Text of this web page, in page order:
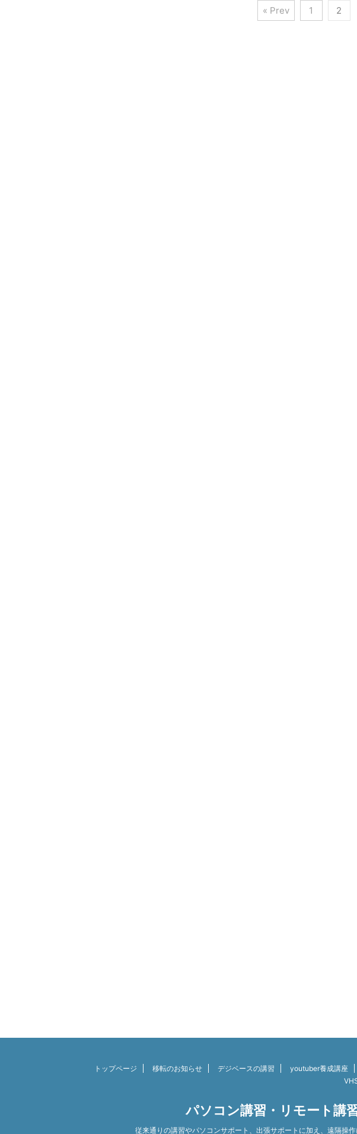
« Prev 1 2
トップページ 移転のお知らせ デジベースの講習 youtuber養成講座
パソコン講習・リモート講
従来通りの講習やパソコンサポート、出張サポートに加え、遠隔操